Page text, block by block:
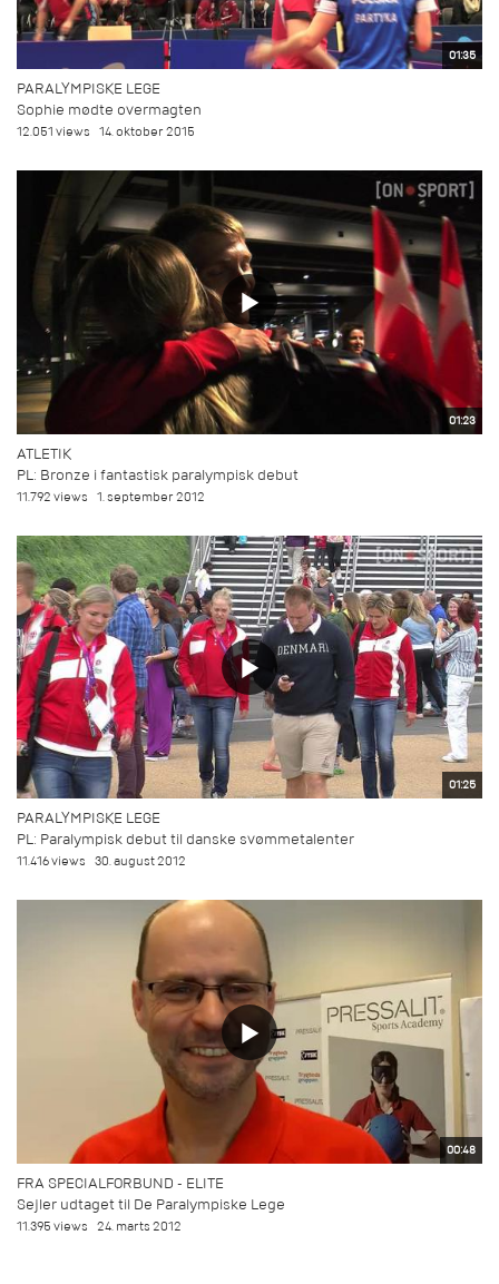
01:35
PARALYMPISKE LEGE
Sophie mødte overmagten
12.051 views 14. oktober 2015
01:23
ATLETIK
PL: Bronze i fantastisk paralympisk debut
11.792 views 1. september 2012
01:25
PARALYMPISKE LEGE
PL: Paralympisk debut til danske svømmetalenter
11.416 views 30. august 2012
00:48
FRA SPECIALFORBUND - ELITE
Sejler udtaget til De Paralympiske Lege
11.395 views 24. marts 2012